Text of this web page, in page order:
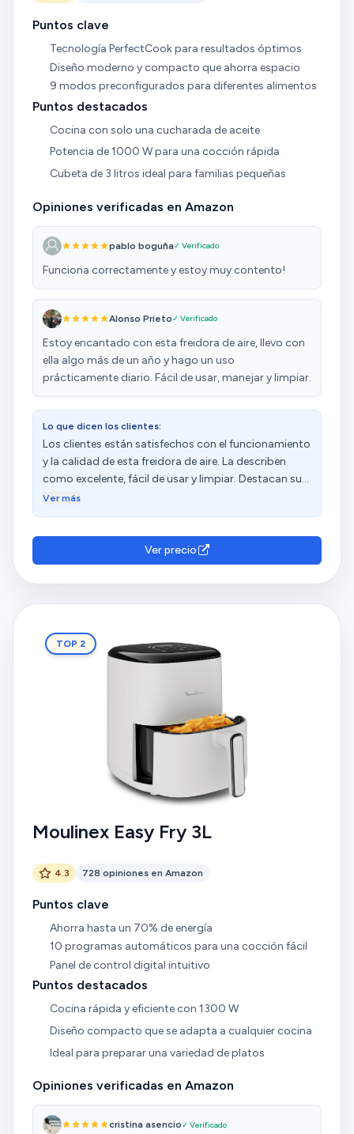
Puntos clave
Tecnología PerfectCook para resultados óptimos
Diseño moderno y compacto que ahorra espacio
9 modos preconfigurados para diferentes alimentos
Puntos destacados
Cocina con solo una cucharada de aceite
Potencia de 1000 W para una cocción rápida
Cubeta de 3 litros ideal para familias pequeñas
Opiniones verificadas en Amazon
pablo boguña✓ Verificado
Funciona correctamente y estoy muy contento!
Alonso Prieto✓ Verificado
Estoy encantado con esta freidora de aire, llevo con
ella algo más de un año y hago un uso
prácticamente diario. Fácil de usar, manejar y limpiar.
Lo que dicen los clientes:
Los clientes están satisfechos con el funcionamiento
y la calidad de esta freidora de aire. La describen
como excelente, fácil de usar y limpiar. Destacan su
practicidad, rapidez y facilidad de limpieza. Además,
problemas de durabilidad, ya que dejó de funcionar
después de un tiempo o simplemente se apagó.
Ver más
Ver precio
TOP 2
Moulinex Easy Fry 3L
4.3 728 opiniones en Amazon
Puntos clave
Ahorra hasta un 70% de energía
10 programas automáticos para una cocción fácil
Panel de control digital intuitivo
Puntos destacados
Cocina rápida y eficiente con 1300 W
Diseño compacto que se adapta a cualquier cocina
Ideal para preparar una variedad de platos
Opiniones verificadas en Amazon
cristina asencio✓ Verificado